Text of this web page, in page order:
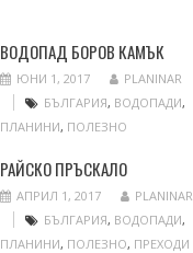
ВОДОПАД БОРОВ КАМЪК
ЮНИ 1, 2017
PLANINAR
БЪЛГАРИЯ, ВОДОПАДИ,
ПЛАНИНИ, ПОЛЕЗНО
РАЙСКО ПРЪСКАЛО
АПРИЛ 1, 2017
PLANINAR
БЪЛГАРИЯ, ВОДОПАДИ,
ПЛАНИНИ, ПОЛЕЗНО, ПРЕХОДИ